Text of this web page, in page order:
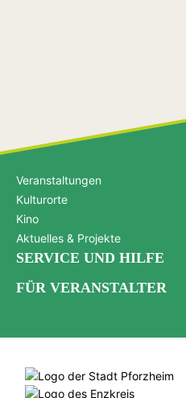
Veranstaltungen
Kulturorte
Kino
Aktuelles & Projekte
SERVICE UND HILFE
FÜR VERANSTALTER